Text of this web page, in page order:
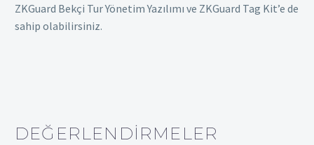
ZKGuard Bekçi Tur Yönetim Yazılımı ve ZKGuard Tag Kit’e de
sahip olabilirsiniz.
DEĞERLENDIRMELER